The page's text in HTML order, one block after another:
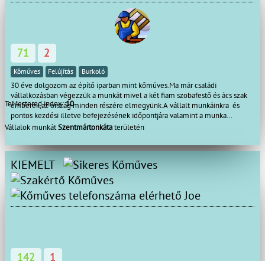
71 2
Kőműves Felújítás Burkoló
30 éve dolgozom az építő iparban mint kőmúves.Ma már családi
vállalkozásban végezzük a munkát mivel a két fiam szobafestő és ács szak
emberek,az ország minden részére elmegyünk.A vállalt munkáinkra és
pontos kezdési illetve befejezésének időpontjára valamint a munka
minőségére garanciát vállalunk.
TeMestered index:10
Vállalok munkátSzentmártonkátaterületén
KIEMELT
Joe
142 1